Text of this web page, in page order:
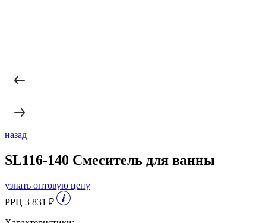
назад
SL116-140 Смеситель для ванны
узнать оптовую цену
РРЦ 3 831 ₽